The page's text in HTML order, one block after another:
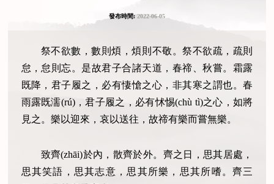
發布時間:2022-06-05
祭不欲數，數則煩，煩則不敬。祭不欲疏，疏則
怠，怠則忘。是故君子合諸天道，春禘、秋嘗。霜露
既降，君子履之，必有悽愴之心，非其寒之謂也。春
雨露既濡(rú)，君子履之，必有怵惕(chù tì)之心，如將
見之。樂以迎來，哀以送往，故禘有樂而嘗無樂。
致齊(zhāi)於內，散齊於外。齊之日，思其居處，
思其笑語，思其志意，思其所樂，思其所嗜。齊三